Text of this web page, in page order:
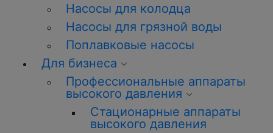
Насосы для колодца
Насосы для грязной воды
Поплавковые насосы
Для бизнеса
Профессиональные аппараты
высокого давления
Стационарные аппараты
высокого давления